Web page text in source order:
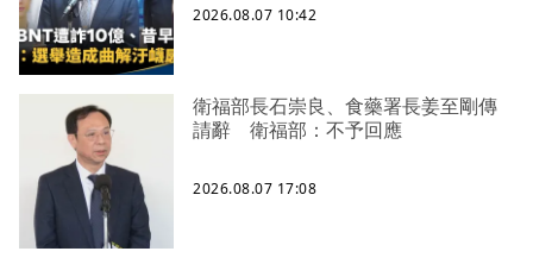
2026.08.07 10:42
衛福部長石崇良、食藥署長姜至剛傳
請辭 衛福部：不予回應
2026.08.07 17:08